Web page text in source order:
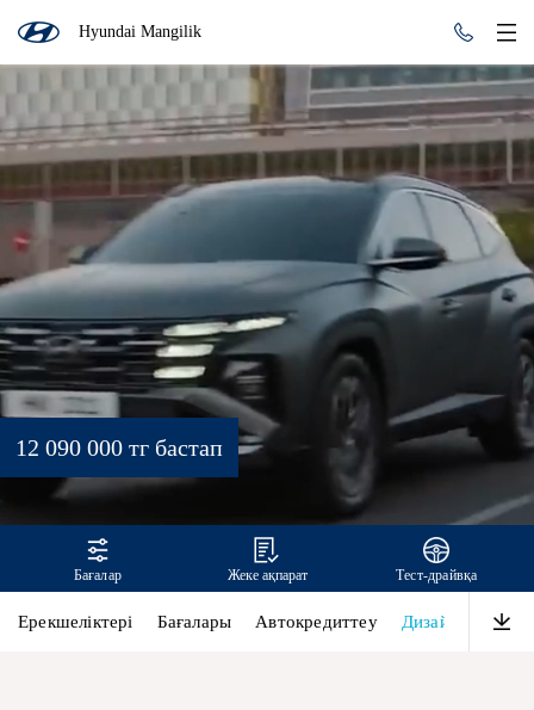
Hyundai Mangilik
TUCSON
12 090 000 тг бастап
Бағалар Жеке ақпарат Тест-драйвқа
Ерекшеліктері Бағалары Автокредиттеу Дизайн